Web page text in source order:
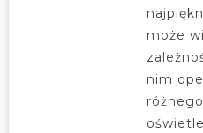
może
nim